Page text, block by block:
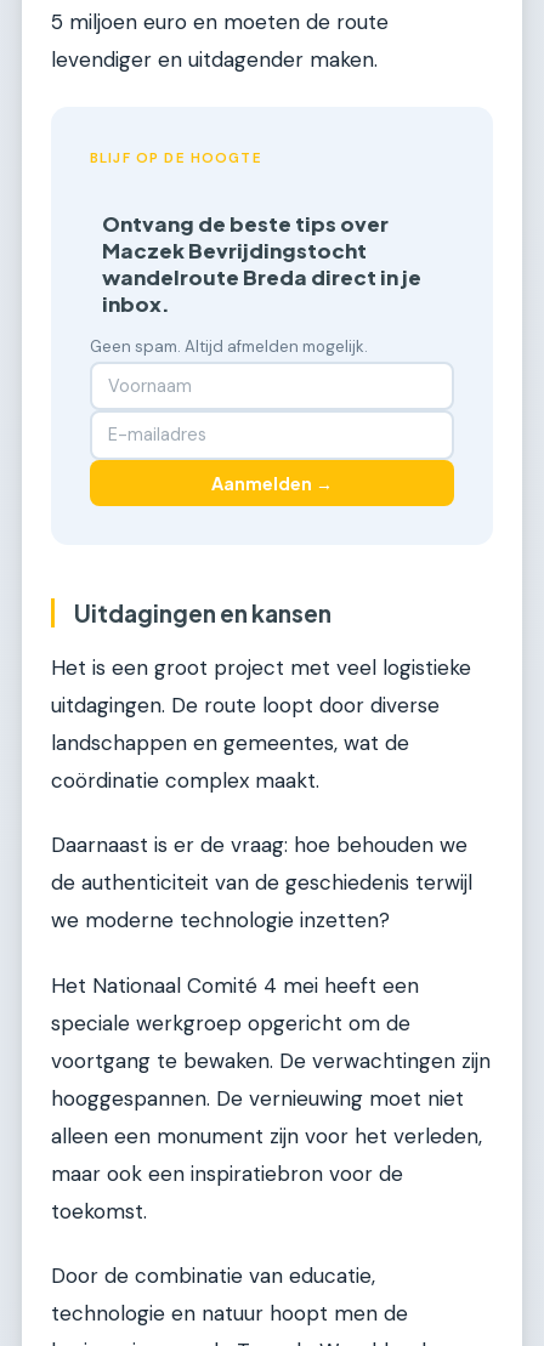
5 miljoen euro en moeten de route
levendiger en uitdagender maken.
BLIJF OP DE HOOGTE
Ontvang de beste tips over
Maczek Bevrijdingstocht
wandelroute Breda direct in je
inbox.
Geen spam. Altijd afmelden mogelijk.
Aanmelden →
Uitdagingen en kansen
Het is een groot project met veel logistieke
uitdagingen. De route loopt door diverse
landschappen en gemeentes, wat de
coördinatie complex maakt.
Daarnaast is er de vraag: hoe behouden we
de authenticiteit van de geschiedenis terwijl
we moderne technologie inzetten?
Het Nationaal Comité 4 mei heeft een
speciale werkgroep opgericht om de
voortgang te bewaken. De verwachtingen zijn
hooggespannen. De vernieuwing moet niet
alleen een monument zijn voor het verleden,
maar ook een inspiratiebron voor de
toekomst.
Door de combinatie van educatie,
technologie en natuur hoopt men de